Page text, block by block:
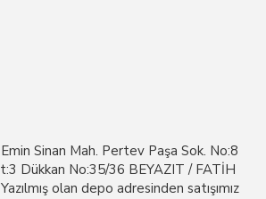
Sinan Mah. Pertev Paşa Sok. No:8
Dükkan No:35/36 BEYAZIT / FATİH
olan depo adresinden satışımız